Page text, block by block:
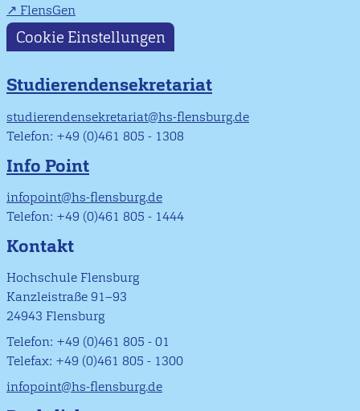
FlensGen
Cookie Einstellungen
Studierendensekretariat
studierendensekretariat@hs-flensburg.de
Telefon: +49 (0)461 805 - 1308
Info Point
infopoint@hs-flensburg.de
Telefon: +49 (0)461 805 - 1444
Kontakt
Hochschule Flensburg
Kanzleistraße 91–93
24943 Flensburg
Telefon: +49 (0)461 805 - 01
Telefax: +49 (0)461 805 - 1300
infopoint@hs-flensburg.de